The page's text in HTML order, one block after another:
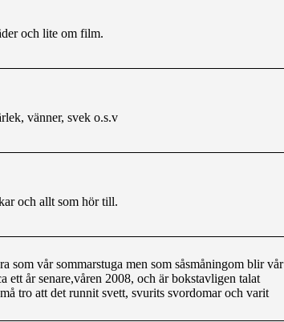
och lite om film.
vänner, svek o.s.v
och allt som hör till.
som vår sommarstuga men som såsmåningom blir vår
ett år senare,våren 2008, och är bokstavligen talat
tro att det runnit svett, svurits svordomar och varit